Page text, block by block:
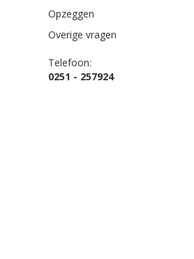
Opzeggen
Overige vragen
Telefoon:
0251 - 257924